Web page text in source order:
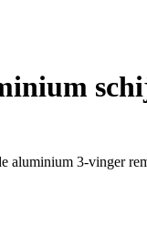
aluminium 3-vinger